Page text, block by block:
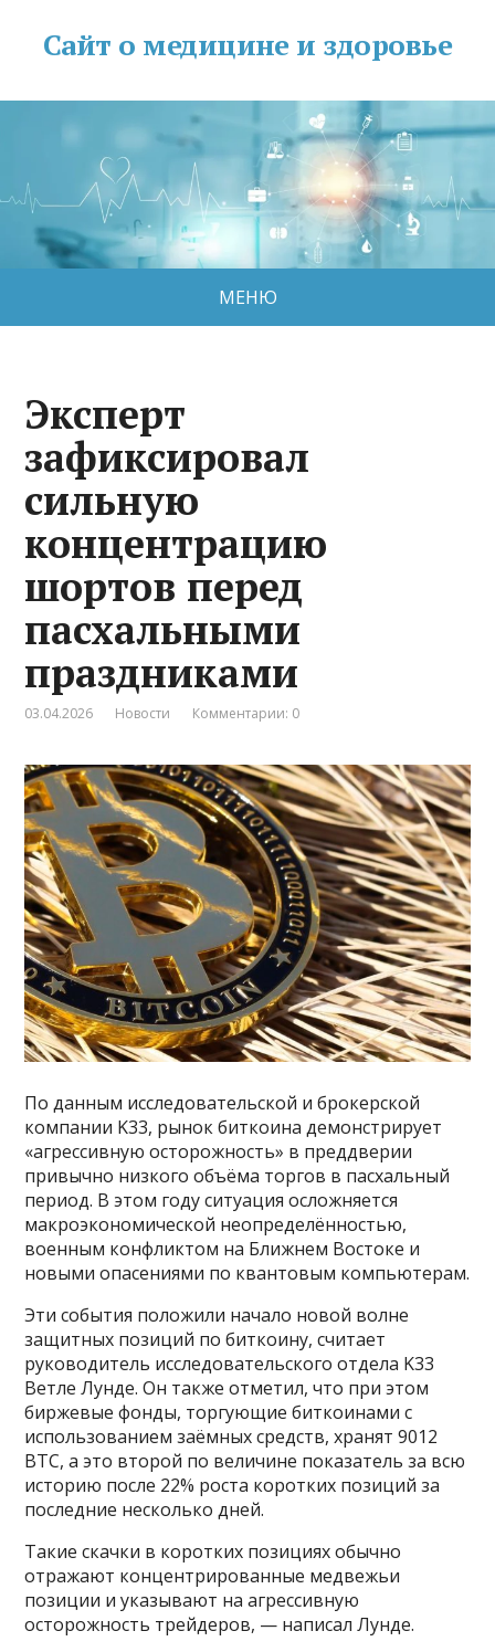
Сайт о медицине и здоровье
МЕНЮ
Эксперт
зафиксировал
сильную
концентрацию
шортов перед
пасхальными
праздниками
03.04.2026 Новости Комментарии: 0
По данным исследовательской и брокерской
компании K33, рынок биткоина демонстрирует
«агрессивную осторожность» в преддверии
привычно низкого объёма торгов в пасхальный
период. В этом году ситуация осложняется
макроэкономической неопределённостью,
военным конфликтом на Ближнем Востоке и
новыми опасениями по квантовым компьютерам.
Эти события положили начало новой волне
защитных позиций по биткоину, считает
руководитель исследовательского отдела K33
Ветле Лунде. Он также отметил, что при этом
биржевые фонды, торгующие биткоинами с
использованием заёмных средств, хранят 9012
BTC, а это второй по величине показатель за всю
историю после 22% роста коротких позиций за
последние несколько дней.
Такие скачки в коротких позициях обычно
отражают концентрированные медвежьи
позиции и указывают на агрессивную
осторожность трейдеров, — написал Лунде.